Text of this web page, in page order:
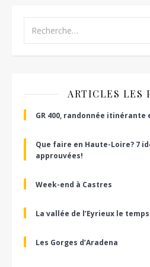
ARTICLES LES
GR 400, randonnée itinérante
Que faire en Haute-Loire? 7
approuvées!
Week-end à Castres
La vallée de l’Eyrieux le
Les Gorges d’Aradena